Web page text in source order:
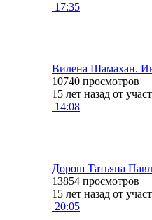
17:35
Вилена Шамахан.
10740 просмотров
15 лет назад от
14:08
Дорош Татьяна
13854 просмотров
15 лет назад от
20:05